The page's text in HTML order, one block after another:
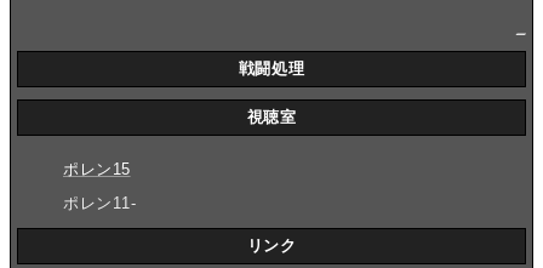
戦闘処理
視聴室
ポレン15
ポレン11-
リンク